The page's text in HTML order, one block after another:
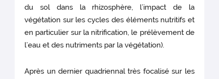
du sol dans la rhizosphère, l’impact de la
végétation sur les cycles des éléments nutritifs et
en particulier sur la nitrification, le prélèvement de
l’eau et des nutriments par la végétation).
Après un dernier quadriennal très focalisé sur les